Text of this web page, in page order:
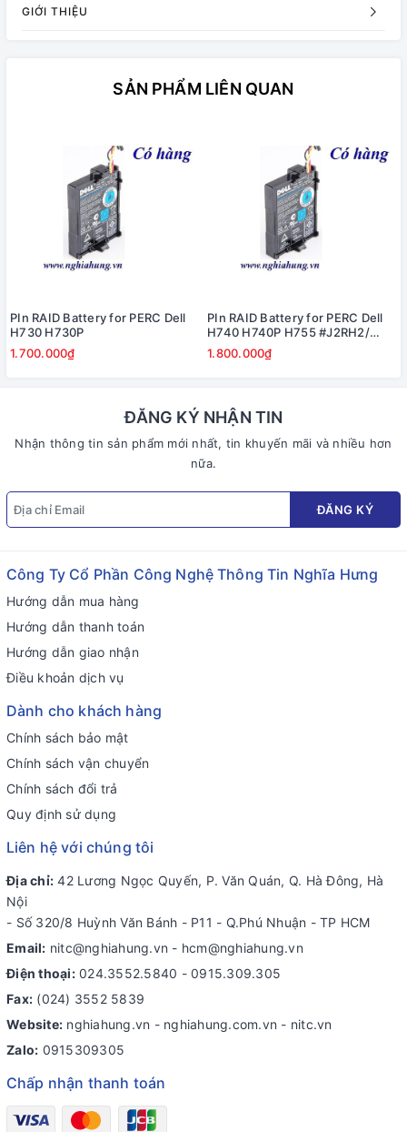
GIỚI THIỆU
SẢN PHẨM LIÊN QUAN
PIn RAID Battery for PERC Dell
H730 H730P
1.700.000₫
PIn RAID Battery for PERC Dell
H740 H740P H755 #J2RH2/
NWJ48
1.800.000₫
ĐĂNG KÝ NHẬN TIN
Nhận thông tin sản phẩm mới nhất, tin khuyến mãi và nhiều hơn
nữa.
ĐĂNG KÝ
Công Ty Cổ Phần Công Nghệ Thông Tin Nghĩa Hưng
Hướng dẫn mua hàng
Hướng dẫn thanh toán
Hướng dẫn giao nhận
Điều khoản dịch vụ
Dành cho khách hàng
Chính sách bảo mật
Chính sách vận chuyển
Chính sách đổi trả
Quy định sử dụng
Liên hệ với chúng tôi
Địa chỉ: 42 Lương Ngọc Quyến, P. Văn Quán, Q. Hà Đông, Hà
Nội
- Số 320/8 Huỳnh Văn Bánh - P11 - Q.Phú Nhuận - TP HCM
Email: nitc@nghiahung.vn - hcm@nghiahung.vn
Điện thoại: 024.3552.5840 - 0915.309.305
Fax: (024) 3552 5839
Website: nghiahung.vn - nghiahung.com.vn - nitc.vn
Zalo: 0915309305
Chấp nhận thanh toán